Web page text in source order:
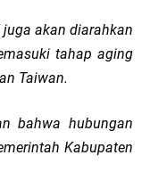
akan diarahkan
tahap aging
Taiwan.
bahwa hubungan
Kabupaten